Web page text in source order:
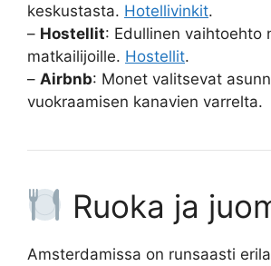
keskustasta. Hotellivinkit.
– Hostellit: Edullinen vaihtoehto
matkailijoille. Hostellit.
– Airbnb: Monet valitsevat
vuokraamisen kanavien varrelta.
Ruoka ja
Amsterdamissa on runsaasti